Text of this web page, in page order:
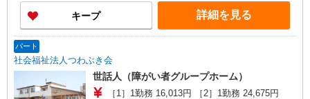
月 社会福祉士 10,000円/月 精神保健
福祉士 10,000円/月
キープ 詳細を見る
パート
社会福祉法人つわぶき会
世話人（障がい者グループホーム）
［1］1勤務 16,013円 ［2］1勤務 24,675円